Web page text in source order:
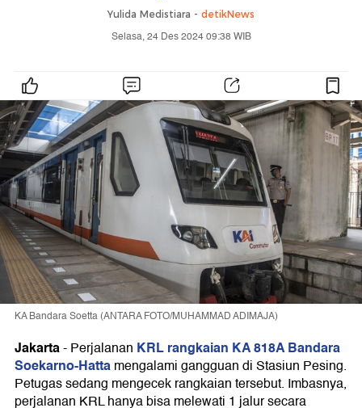
Yulida Medistiara - detikNews
Selasa, 24 Des 2024 09:38 WIB
KA Bandara Soetta (ANTARA FOTO/MUHAMMAD ADIMAJA)
Jakarta-Perjalanan KRL rangkaian KA 818A Bandara
Soekarno-Hattamengalami gangguan di Stasiun Pesing.
Petugas sedang mengecek rangkaian tersebut. Imbasnya,
perjalanan KRL hanya bisa melewati 1 jalur secara